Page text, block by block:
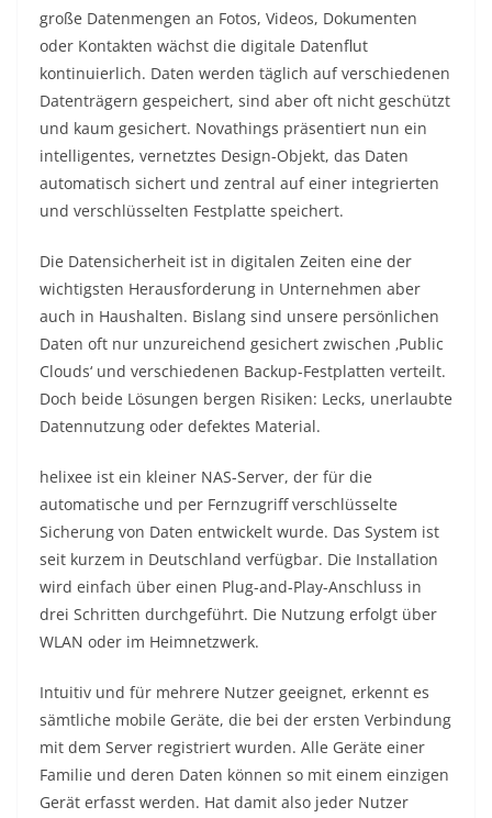
große Datenmengen an Fotos, Videos, Dokumenten
oder Kontakten wächst die digitale Datenflut
kontinuierlich. Daten werden täglich auf verschiedenen
Datenträgern gespeichert, sind aber oft nicht geschützt
und kaum gesichert. Novathings präsentiert nun ein
intelligentes, vernetztes Design-Objekt, das Daten
automatisch sichert und zentral auf einer integrierten
und verschlüsselten Festplatte speichert.
Die Datensicherheit ist in digitalen Zeiten eine der
wichtigsten Herausforderung in Unternehmen aber
auch in Haushalten. Bislang sind unsere persönlichen
Daten oft nur unzureichend gesichert zwischen ‚Public
Clouds‘ und verschiedenen Backup-Festplatten verteilt.
Doch beide Lösungen bergen Risiken: Lecks, unerlaubte
Datennutzung oder defektes Material.
helixee ist ein kleiner NAS-Server, der für die
automatische und per Fernzugriff verschlüsselte
Sicherung von Daten entwickelt wurde. Das System ist
seit kurzem in Deutschland verfügbar. Die Installation
wird einfach über einen Plug-and-Play-Anschluss in
drei Schritten durchgeführt. Die Nutzung erfolgt über
WLAN oder im Heimnetzwerk.
Intuitiv und für mehrere Nutzer geeignet, erkennt es
sämtliche mobile Geräte, die bei der ersten Verbindung
mit dem Server registriert wurden. Alle Geräte einer
Familie und deren Daten können so mit einem einzigen
Gerät erfasst werden. Hat damit also jeder Nutzer